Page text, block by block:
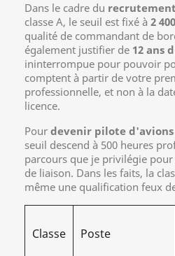
Dans le cadre du
classe A, le seuil est fixé à 2
qualité de commandant de
également justifier de 12 ans
ininterrompue pour pouvoir
comptent à partir de votre
professionnelle, et non à la
licence.
Pour devenir pilote d'avions
seuil descend à 500 heures
parcours que je privilégie
de liaison. Dans les faits, la
même une qualification feux
Classe Poste